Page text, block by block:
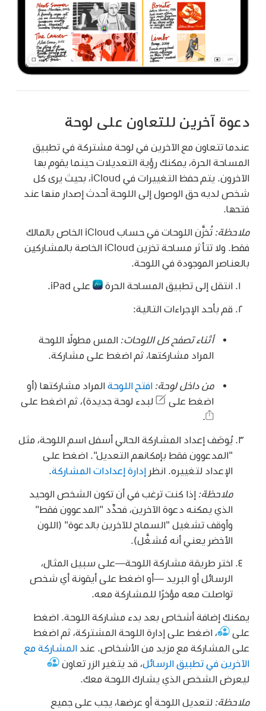
دعوة آخرين للتعاون على لوحة
عندما تتعاون مع الآخرين في لوحة مشتركة في تطبيق
المساحة الحرة، يمكنك رؤية التعديلات حينما يقوم بها
الآخرون. يتم حفظ التغييرات في iCloud، بحيث يرى كل
شخص لديه حق الوصول إلى اللوحة أحدث إصدار منها عند
فتحها.
ملاحظة:
تُخزَّن اللوحات في حساب iCloud الخاص بالمالك
فقط. ولا تتأثر مساحة تخزين iCloud الخاصة بالمشاركين
بالعناصر الموجودة في اللوحة.
انتقل إلى تطبيق المساحة الحرة على iPad.
قم بأحد الإجراءات التالية:
أثناء تصفح كل اللوحات:المس مطولًا اللوحة
المراد مشاركتها، ثم اضغط على مشاركة.
من داخل لوحة:افتح اللوحة المراد مشاركتها (أو
اضغط على
لبدء لوحة جديدة)، ثم اضغط على
يُوصَف إعداد المشاركة الحالي أسفل اسم اللوحة، مثل
"المدعوون فقط بإمكانهم التعديل". اضغط على
الإعداد لتغييره. انظرإدارة إعدادات المشاركة
ملاحظة:إذا كنت ترغب في أن تكون الشخص الوحيد
الذي يمكنه دعوة الآخرين، فحدِّد "المدعوون فقط"
وأوقف تشغيل "السماح للآخرين بالدعوة" (اللون
الأخضر يعني أنه مُشغَّل).
اختر طريقة مشاركة اللوحة—على سبيل المثال،
الرسائل أو البريد —أو اضغط على أيقونة أي شخص
تواصلت معه مؤخرًا للمشاركة معه.
يمكنك إضافة أشخاص بعد بدء مشاركة اللوحة. اضغط
على
، اضغط على إدارة اللوحة المشتركة، ثم اضغط
على المشاركة مع مزيد من الأشخاص. عند المشاركة مع
الآخرين في تطبيق الرسائل، قد يتغير الزر تعاون
ليعرض الشخص الذي يشارك اللوحة معك.
ملاحظة: لتعديل اللوحة أو عرضها، يجب على جميع